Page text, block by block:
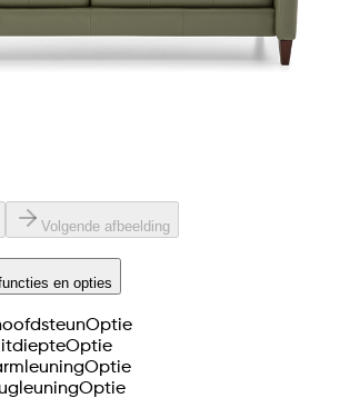
Volgende afbeelding
en opties
Optie
Optie
Optie
Optie